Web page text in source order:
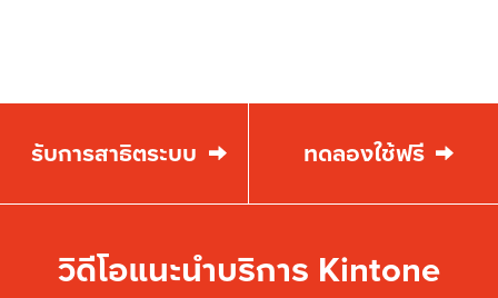
ทดลองใช้ฟรี
รับการสาธิตระบบ
วิดีโอแนะนำบริการ Kintone